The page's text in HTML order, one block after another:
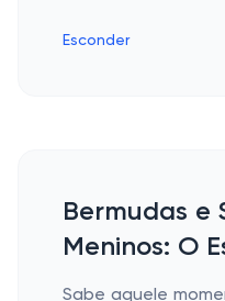
Esconder
Bermudas e
Meninos: O
Sabe aquele